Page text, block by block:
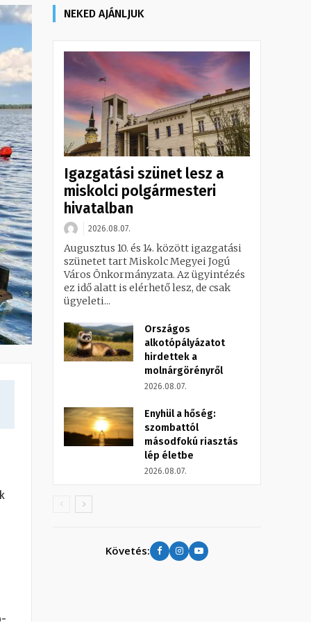
NEKED AJÁNLJUK
Igazgatási szünet lesz a
miskolci polgármesteri
hivatalban
2026.08.07.
Augusztus 10. és 14. között igazgatási
szünetet tart Miskolc Megyei Jogú
Város Önkormányzata. Az ügyintézés
ez idő alatt is elérhető lesz, de csak
ügyeleti...
Országos
alkotópályázatot
hirdettek a
molnárgörényről
2026.08.07.
Enyhül a hőség:
szombattól
másodfokú riasztás
lép életbe
2026.08.07.
Követés: